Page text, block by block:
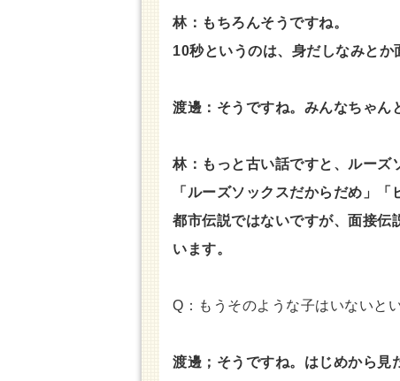
林：もちろんそうですね。
10秒というのは、身だしなみと
渡邊：そうですね。みんなちゃん
林：もっと古い話ですと、ルーズ
「ルーズソックスだからだめ」「
都市伝説ではないですが、面接伝
います。
Q：もうそのような子はいないと
渡邊；そうですね。はじめから見